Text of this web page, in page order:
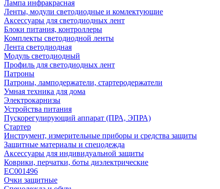
Лампа инфракрасная
Ленты, модули светодиодные и комлектующие
Аксессуары для светодиодных лент
Блоки питания, контроллеры
Комплекты светодиодной ленты
Лента светодиодная
Модуль светодиодный
Профиль для светодиодных лент
Патроны
Патроны, ламподержатели, стартеродержатели
Умная техника для дома
Электрокарнизы
Устройства питания
Пускорегулирующий аппарат (ПРА, ЭПРА)
Стартер
Инструмент, измерительные приборы и средства защиты
Защитные материалы и спецодежда
Аксессуары для индивидуальной защиты
Коврики, перчатки, боты диэлектрические
EC001496
Очки защитные